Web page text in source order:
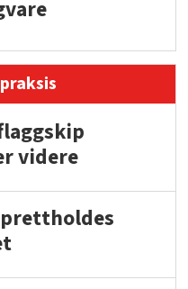
videre